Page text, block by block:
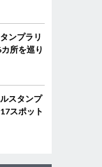
ンプラリ
所を巡り
スタンプ
スポット